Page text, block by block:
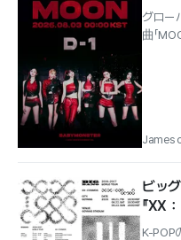
ップ
グロー
曲「
James
ビッ
『XX
K-